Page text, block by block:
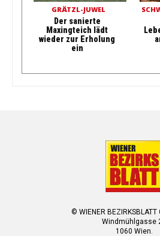
GRÄTZL-JUWEL
Der sanierte
Maxingteich lädt
wieder zur Erholung
ein
© WIENER BEZIRKSBLATT
Windmühlgasse
1060 Wien.